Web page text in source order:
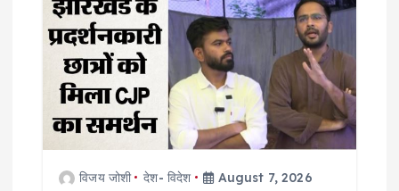
विजय जोशी देश- विदेश August 7, 2026